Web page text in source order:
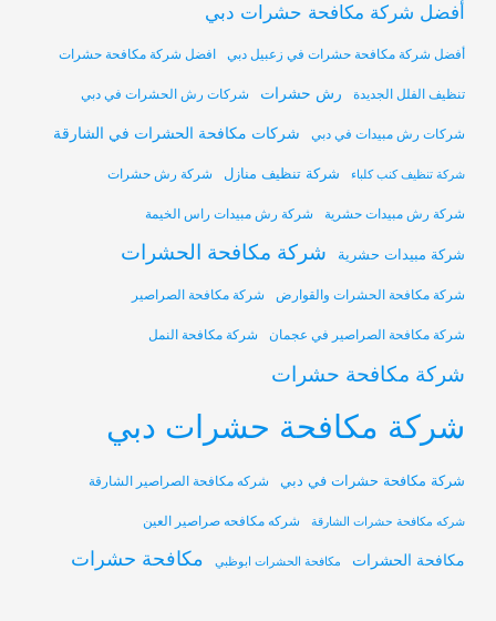
أفضل شركة مكافحة حشرات دبي
أفضل شركة مكافحة حشرات في زعبيل دبي افضل شركة مكافحة حشرات
تنظيف الفلل الجديدة رش حشرات شركات رش الحشرات في دبي
شركات رش مبيدات في دبي شركات مكافحة الحشرات في الشارقة
شركة تنظيف كنب كلباء شركة تنظيف منازل شركة رش حشرات
شركة رش مبيدات حشرية شركة رش مبيدات راس الخيمة
شركة مبيدات حشرية شركة مكافحة الحشرات
شركة مكافحة الحشرات والقوارض شركة مكافحة الصراصير
شركة مكافحة الصراصير في عجمان شركة مكافحة النمل
شركة مكافحة حشرات
شركة مكافحة حشرات دبي
شركة مكافحة حشرات في دبي شركه مكافحة الصراصير الشارقة
شركه مكافحة حشرات الشارقة شركه مكافحه صراصير العين
مكافحة الحشرات مكافحة الحشرات ابوظبي مكافحة حشرات